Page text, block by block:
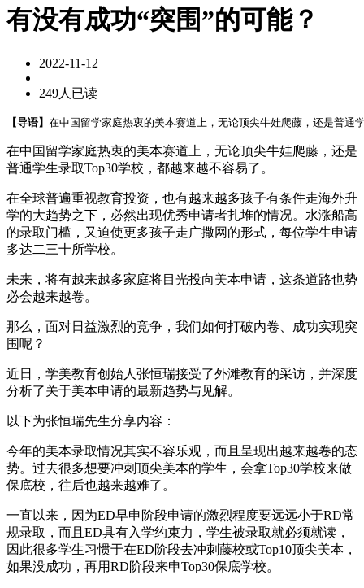
有没有成功“突围”的可能？
2022-11-12
249人已读
【导语】 在中国留学家庭热衷的美本赛道上，无论顶尖牛娃爬藤，还是普
在中国留学家庭热衷的美本赛道上，无论顶尖牛娃爬藤，还是
普通学生录取Top30学校，都越来越不容易了。
在全球普遍重视教育投资，也有越来越多孩子有条件走海外升
学的大趋势之下，必然出现优秀申请者扎堆的情况。水涨船高
的录取门槛，又迫使更多孩子走广撒网的形式，每位学生申请
多达二三十所学校。
未来，将有越来越多家庭将目光投向美本申请，这条道路也势
必会越来越卷。
那么，面对日益激烈的竞争，我们如何打破内卷、成功实现突
围呢？
近日，学美教育创始人张恒瑞接受了外滩教育的采访，并深度
分析了关于美本申请的最新趋势与见解。
以下为张恒瑞先生分享内容：
今年的美本录取情况其实不容乐观，而且呈现出越来越卷的态
势。过去很多想要冲刺顶尖美本的学生，会拿Top30学校来做
保底校，往后也越来越难了。
一直以来，因为ED早申阶段申请的激烈程度要远远小于RD常
规录取，而且ED具有入学约束力，学生被录取就必须就读，
因此很多学生习惯于在ED阶段去冲刺藤校或Top10顶尖美本，
如果没成功，再用RD阶段来申Top30保底学校。